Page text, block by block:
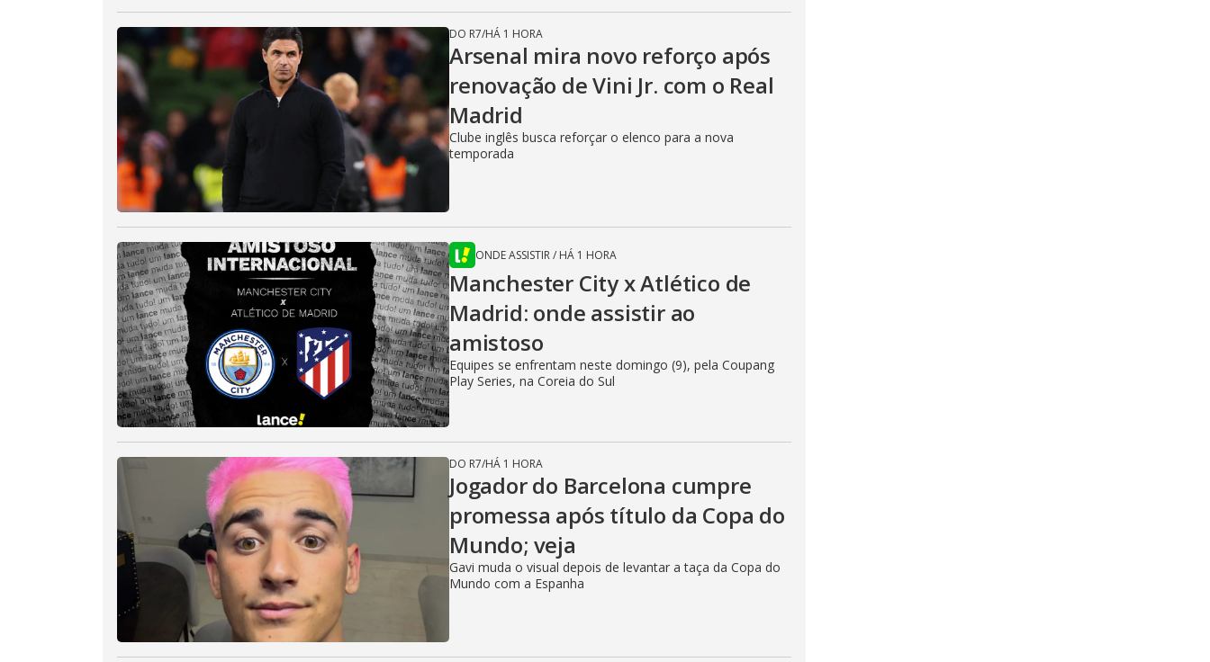
DO R7/HÁ 1 HORA
Arsenal mira novo reforço após
renovação de Vini Jr. com o Real
Madrid
Clube inglês busca reforçar o elenco para a nova
temporada
ONDE ASSISTIR/ HÁ 1 HORA
Manchester City x Atlético de
Madrid: onde assistir ao
amistoso
Equipes se enfrentam neste domingo (9), pela Coupang
Play Series, na Coreia do Sul
DO R7/HÁ 1 HORA
Jogador do Barcelona cumpre
promessa após título da Copa do
Mundo; veja
Gavi muda o visual depois de levantar a taça da Copa do
Mundo com a Espanha